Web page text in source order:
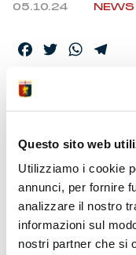
Questo sito web
Utilizziamo i cookie
annunci, per fornire
analizzare il nostro
informazioni sul
nostri partner che si
05.10.24 NEWS
Facebook
TwitterWhatsApp
I
STAFF
Venticinque gli
l’Atalanta al Gewiss